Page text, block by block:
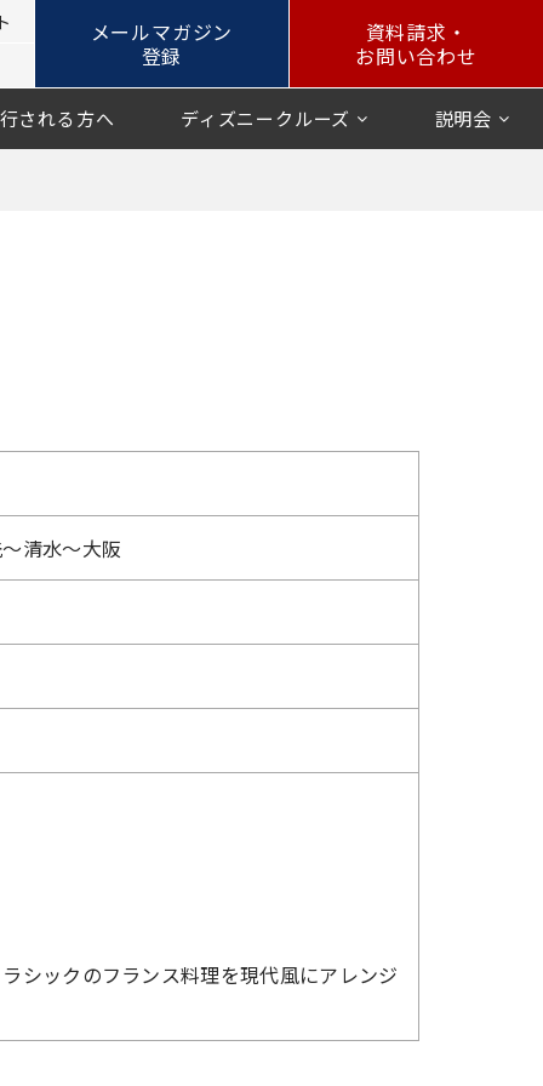
メールマガジン
登録
資料請求・
お問い合わせ
される方へ ディズニークルーズ 説明会
清水～大阪
シックのフランス料理を現代風にアレンジ